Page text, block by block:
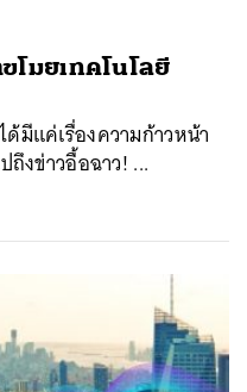
โมยเทคโนโลยี
มีแค่เรื่องความก้าวหน้า
ถึงข่าวอื้อฉาว! ...